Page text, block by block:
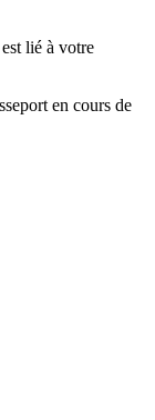
lié à votre
en cours de